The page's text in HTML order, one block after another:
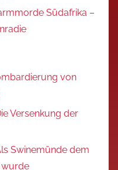
Südafrika –
von
Versenkung der
Swinemünde dem